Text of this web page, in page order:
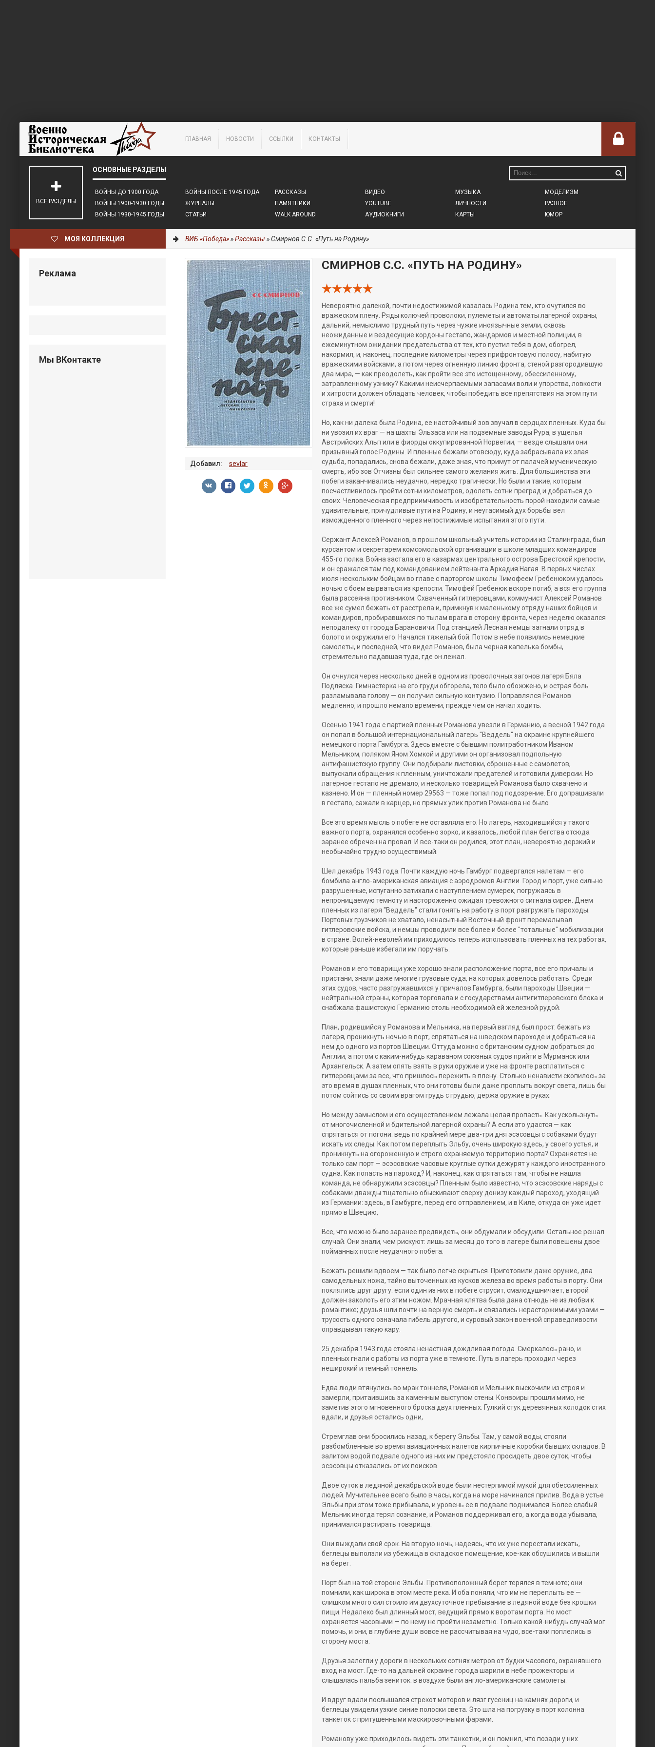
ГЛАВНАЯ НОВОСТИ ССЫЛКИ КОНТАКТЫ
ВОЙНЫ ДО 1900 ГОДА
ВОЙНЫ 1900-1930 ГОДЫ
ВОЙНЫ 1930-1945 ГОДЫ
ВОЙНЫ ПОСЛЕ 1945 ГОДА
ЖУРНАЛЫ
СТАТЬИ
РАССКАЗЫ
ПАМЯТНИКИ
WALK AROUND
ВИДЕО
YOUTUBE
АУДИОКНИГИ
МУЗЫКА
ЛИЧНОСТИ
КАРТЫ
МОДЕЛИЗМ
РАЗНОЕ
ЮМОР
ВСЕ РАЗДЕЛЫ
МОЯ КОЛЛЕКЦИЯ ВИБ «Победа»»Рассказы » Смирнов С.С. «Путь на Родину»
СМИРНОВ С.С. «ПУТЬ НА РОДИНУ»
Невероятно далекой, почти недостижимой казалась Родина тем, кто очутился во
вражеском плену. Ряды колючей проволоки, пулеметы и автоматы лагерной охраны,
дальний, немыслимо трудный путь через чужие иноязычные земли, сквозь
неожиданные и вездесущие кордоны гестапо, жандармов и местной полиции, в
ежеминутном ожидании предательства от тех, кто пустил тебя в дом, обогрел,
накормил, и, наконец, последние километры через прифронтовую полосу, набитую
вражескими войсками, а потом через огненную линию фронта, стеной разгородившую
два мира, — как преодолеть, как пройти все это истощенному, обессиленному,
затравленному узнику? Какими неисчерпаемыми запасами воли и упорства, ловкости
и хитрости должен обладать человек, чтобы победить все препятствия на этом пути
страха и смерти!
Но, как ни далека была Родина, ее настойчивый зов звучал в сердцах пленных. Куда бы
ни увозил их враг — на шахты Эльзаса или на подземные заводы Рура, в ущелья
Австрийских Альп или в фиорды оккупированной Норвегии, — везде слышали они
призывный голос Родины. И пленные бежали отовсюду, куда забрасывала их злая
судьба, попадались, снова бежали, даже зная, что примут от палачей мученическую
смерть, ибо зов Отчизны был сильнее самого желания жить. Для большинства эти
побеги заканчивались неудачно, нередко трагически. Но были и такие, которым
посчастливилось пройти сотни километров, одолеть сотни преград и добраться до
своих. Человеческая предприимчивость и изобретательность порой находили самые
удивительные, причудливые пути на Родину, и неугасимый дух борьбы вел
изможденного пленного через непостижимые испытания этого пути.
Сержант Алексей Романов, в прошлом школьный учитель истории из Сталинграда, был
курсантом и секретарем комсомольской организации в школе младших командиров
455-го полка. Война застала его в казармах центрального острова Брестской крепости,
и он сражался там под командованием лейтенанта Аркадия Нагая. В первых числах
июля нескольким бойцам во главе с парторгом школы Тимофеем Гребенюком удалось
ночью с боем вырваться из крепости. Тимофей Гребенюк вскоре погиб, а вся его группа
была рассеяна противником. Схваченный гитлеровцами, коммунист Алексей Романов
все же сумел бежать от расстрела и, примкнув к маленькому отряду наших бойцов и
командиров, пробиравшихся по тылам врага в сторону фронта, через неделю оказался
неподалеку от города Барановичи. Под станцией Лесная немцы загнали отряд в
болото и окружили его. Начался тяжелый бой. Потом в небе появились немецкие
самолеты, и последней, что видел Романов, была черная капелька бомбы,
стремительно падавшая туда, где он лежал.
Он очнулся через несколько дней в одном из проволочных загонов лагеря Бяла
Подляска. Гимнастерка на его груди обгорела, тело было обожжено, и острая боль
разламывала голову — он получил сильную контузию. Поправлялся Романов
медленно, и прошло немало времени, прежде чем он начал ходить.
Осенью 1941 года с партией пленных Романова увезли в Германию, а весной 1942 года
он попал в большой интернациональный лагерь "Веддель" на окраине крупнейшего
немецкого порта Гамбурга. Здесь вместе с бывшим политработником Иваном
Мельником, поляком Яном Хомкой и другими он организовал подпольную
антифашистскую группу. Они подбирали листовки, сброшенные с самолетов,
выпускали обращения к пленным, уничтожали предателей и готовили диверсии. Но
лагерное гестапо не дремало, и несколько товарищей Романова было схвачено и
казнено. И он — пленный номер 29563 — тоже попал под подозрение. Его допрашивали
в гестапо, сажали в карцер, но прямых улик против Романова не было.
Все это время мысль о побеге не оставляла его. Но лагерь, находившийся у такого
важного порта, охранялся особенно зорко, и казалось, любой план бегства отсюда
заранее обречен на провал. И все-таки он родился, этот план, невероятно дерзкий и
необычайно трудно осуществимый.
Шел декабрь 1943 года. Почти каждую ночь Гамбург подвергался налетам — его
бомбила англо-американская авиация с аэродромов Англии. Город и порт, уже сильно
разрушенные, испуганно затихали с наступлением сумерек, погружаясь в
непроницаемую темноту и настороженно ожидая тревожного сигнала сирен. Днем
пленных из лагеря "Веддель" стали гонять на работу в порт разгружать пароходы.
Портовых грузчиков не хватало, ненасытный Восточный фронт перемалывал
гитлеровские войска, и немцы проводили все более и более "тотальные" мобилизации
в стране. Волей-неволей им приходилось теперь использовать пленных на тех работах,
которые раньше избегали им поручать.
Романов и его товарищи уже хорошо знали расположение порта, все его причалы и
пристани, знали даже многие грузовые суда, на которых довелось работать. Среди
этих судов, часто разгружавшихся у причалов Гамбурга, были пароходы Швеции —
нейтральной страны, которая торговала и с государствами антигитлеровского блока и
снабжала фашистскую Германию столь необходимой ей железной рудой.
План, родившийся у Романова и Мельника, на первый взгляд был прост: бежать из
лагеря, проникнуть ночью в порт, спрятаться на шведском пароходе и добраться на
нем до одного из портов Швеции. Оттуда можно с британским судном добраться до
Англии, а потом с каким-нибудь караваном союзных судов прийти в Мурманск или
Архангельск. А затем опять взять в руки оружие и уже на фронте расплатиться с
гитлеровцами за все, что пришлось пережить в плену. Столько ненависти скопилось за
это время в душах пленных, что они готовы были даже проплыть вокруг света, лишь бы
потом сойтись со своим врагом грудь с грудью, держа оружие в руках.
Но между замыслом и его осуществлением лежала целая пропасть. Как ускользнуть
от многочисленной и бдительной лагерной охраны? А если это удастся — как
спрятаться от погони: ведь по крайней мере два-три дня эсэсовцы с собаками будут
искать их следы. Как потом переплыть Эльбу, очень широкую здесь, у своего устья, и
проникнуть на огороженную и строго охраняемую территорию порта? Охраняется не
только сам порт — эсэсовские часовые круглые сутки дежурят у каждого иностранного
судна. Как попасть на пароход? И, наконец, как спрятаться там, чтобы не нашла
команда, не обнаружили эсэсовцы? Пленным было известно, что эсэсовские наряды с
собаками дважды тщательно обыскивают сверху донизу каждый пароход, уходящий
из Германии: здесь, в Гамбурге, перед его отправлением, и в Киле, откуда он уже идет
прямо в Швецию,
Все, что можно было заранее предвидеть, они обдумали и обсудили. Остальное решал
случай. Они знали, чем рискуют: лишь за месяц до того в лагере были повешены двое
пойманных после неудачного побега.
Бежать решили вдвоем — так было легче скрыться. Приготовили даже оружие, два
самодельных ножа, тайно выточенных из кусков железа во время работы в порту. Они
поклялись друг другу: если один из них в побеге струсит, смалодушничает, второй
должен заколоть его этим ножом. Мрачная клятва была дана отнюдь не из любви к
романтике; друзья шли почти на верную смерть и связались нерасторжимыми узами —
трусость одного означала гибель другого, и суровый закон военной справедливости
оправдывал такую кару.
25 декабря 1943 года стояла ненастная дождливая погода. Смеркалось рано, и
пленных гнали с работы из порта уже в темноте. Путь в лагерь проходил через
неширокий и темный тоннель.
Едва люди втянулись во мрак тоннеля, Романов и Мельник выскочили из строя и
замерли, притаившись за каменным выступом стены. Конвоиры прошли мимо, не
заметив этого мгновенного броска двух пленных. Гулкий стук деревянных колодок стих
вдали, и друзья остались одни,
Стремглав они бросились назад, к берегу Эльбы. Там, у самой воды, стояли
разбомбленные во время авиационных налетов кирпичные коробки бывших складов. В
залитом водой подвале одного из них им предстояло просидеть двое суток, чтобы
эсэсовцы отказались от их поисков.
Двое суток в ледяной декабрьской воде были нестерпимой мукой для обессиленных
людей. Мучительнее всего было в часы, когда на море начинался прилив. Вода в устье
Эльбы при этом тоже прибывала, и уровень ее в подвале поднимался. Более слабый
Мельник иногда терял сознание, и Романов поддерживал его, а когда вода убывала,
принимался растирать товарища.
Они выждали свой срок. На вторую ночь, надеясь, что их уже перестали искать,
беглецы выползли из убежища в складское помещение, кое-как обсушились и вышли
на берег.
Порт был на той стороне Эльбы. Противоположный берег терялся в темноте; они
помнили, как широка в этом месте река. И оба поняли, что им не переплыть ее —
слишком много сил стоило им двухсуточное пребывание в ледяной воде без крошки
пищи. Недалеко был длинный мост, ведущий прямо к воротам порта. Но мост
охраняется часовыми — по нему не пройти незаметно. Только какой-нибудь случай мог
помочь, и они, в глубине души вовсе не рассчитывая на чудо, все-таки поплелись в
сторону моста.
Друзья залегли у дороги в нескольких сотнях метров от будки часового, охранявшего
вход на мост. Где-то на дальней окраине города шарили в небе прожекторы и
слышалась пальба зениток: в воздухе были англо-американские самолеты.
И вдруг вдали послышался стрекот моторов и лязг гусениц на камнях дороги, и
беглецы увидели узкие синие полоски света. Это шла на погрузку в порт колонна
танкеток с притушенными маскировочными фарами.
Романову уже приходилось видеть эти танкетки, и он помнил, что позади у них
Добавил: sevlar
Реклама
Мы ВКонтакте